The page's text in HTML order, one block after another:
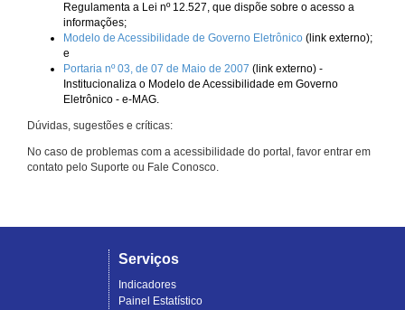
Regulamenta a Lei nº 12.527, que dispõe sobre o acesso a
informações;
Modelo de Acessibilidade de Governo Eletrônico (link externo);
e
Portaria nº 03, de 07 de Maio de 2007 (link externo) -
Institucionaliza o Modelo de Acessibilidade em Governo
Eletrônico - e-MAG.
Dúvidas, sugestões e críticas:
No caso de problemas com a acessibilidade do portal, favor entrar em
contato pelo Suporte ou Fale Conosco.
Serviços
Indicadores
Painel Estatístico